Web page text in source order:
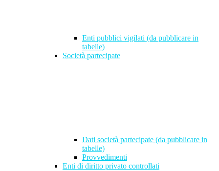
Enti pubblici vigilati (da pubblicare in
tabelle)
Società partecipate
Dati società partecipate (da pubblicare in
tabelle)
Provvedimenti
Enti di diritto privato controllati